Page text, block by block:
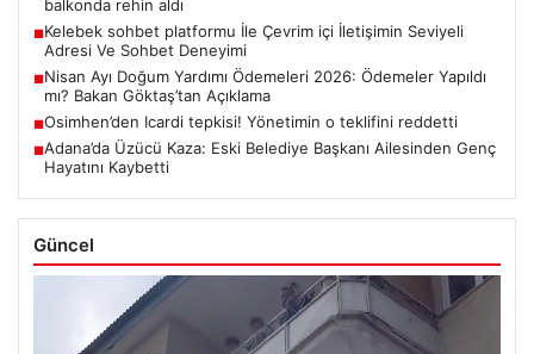
balkonda rehin aldı
■Kelebek sohbet platformu İle Çevrim içi İletişimin Seviyeli
Adresi Ve Sohbet Deneyimi
■Nisan Ayı Doğum Yardımı Ödemeleri 2026: Ödemeler Yapıldı
mı? Bakan Göktaş’tan Açıklama
■Osimhen’den Icardi tepkisi! Yönetimin o teklifini reddetti
■Adana’da Üzücü Kaza: Eski Belediye Başkanı Ailesinden Genç
Hayatını Kaybetti
Güncel